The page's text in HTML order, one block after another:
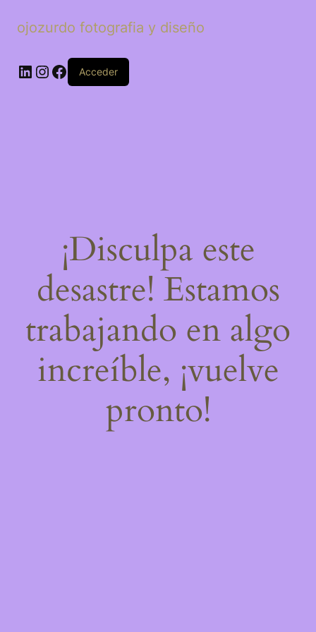
ojozurdo fotografia y diseño
LinkedIn
Instagram
Facebook
Acceder
¡Disculpa este
desastre! Estamos
trabajando en algo
increíble, ¡vuelve
pronto!